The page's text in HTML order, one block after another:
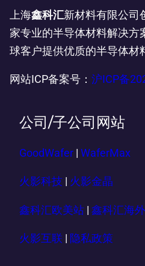
上海鑫科汇新材料有限公司
家专业的半导体材料解决方
球客户提供优质的半导体材
网站ICP备案号： 沪ICP备
公司/子公司网站
GoodWafer | WaferMax
火影科技 火影金晶
鑫科汇欧美站 | 鑫科汇海外
火影互联 隐私政策